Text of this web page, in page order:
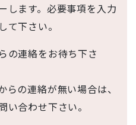
します。必要事項を入力
て下さい。
の連絡をお待ち下さ
らの連絡が無い場合は、
い合わせ下さい。